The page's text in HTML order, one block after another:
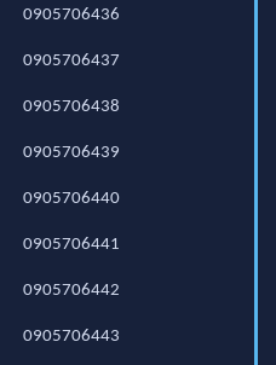
0905706436
0905706437
0905706438
0905706439
0905706440
0905706441
0905706442
0905706443